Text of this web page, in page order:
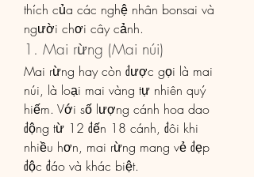
thích của các nghệ nhân bonsai và
người chơi cây cảnh.
1. Mai rừng (Mai núi)
Mai rừng hay còn được gọi là mai
núi, là loại mai vàng tự nhiên quý
hiếm. Với số lượng cánh hoa dao
động từ 12 đến 18 cánh, đôi khi
nhiều hơn, mai rừng mang vẻ đẹp
độc đáo và khác biệt.